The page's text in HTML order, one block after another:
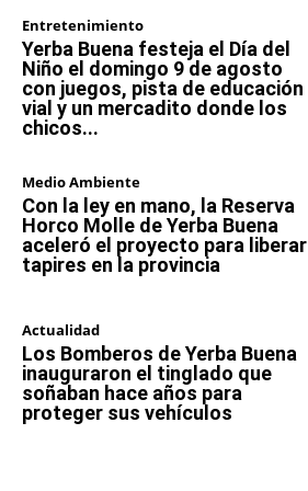
Entretenimiento
Yerba Buena festeja el Día del
Niño el domingo 9 de agosto
con juegos, pista de educación
vial y un mercadito donde los
chicos...
Medio Ambiente
Con la ley en mano, la Reserva
Horco Molle de Yerba Buena
aceleró el proyecto para liberar
tapires en la provincia
Actualidad
Los Bomberos de Yerba Buena
inauguraron el tinglado que
soñaban hace años para
proteger sus vehículos